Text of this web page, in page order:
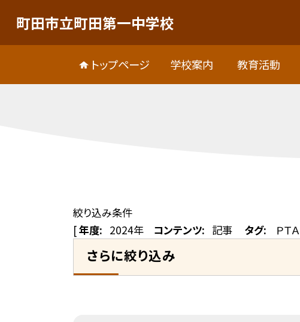
町田市立町田第一中学校
トップページ 学校案内 教育活動
絞り込み条件
[年度: 2024年 コンテンツ: 記事 タグ: ＰＴＡ
さらに絞り込み